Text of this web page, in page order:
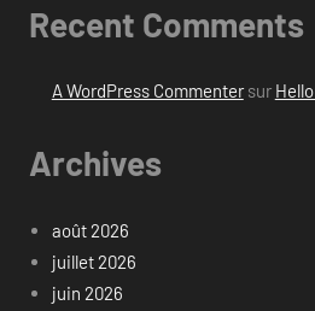
Recent Comments
A WordPress Commentersur
Archives
août 2026
juillet 2026
juin 2026